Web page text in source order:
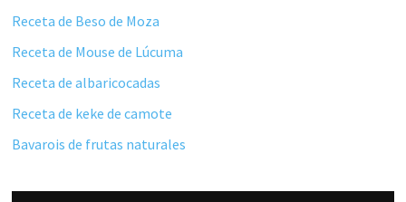
principal
Receta de Beso de Moza
Receta de Mouse de Lúcuma
Receta de albaricocadas
Receta de keke de camote
Bavarois de frutas naturales